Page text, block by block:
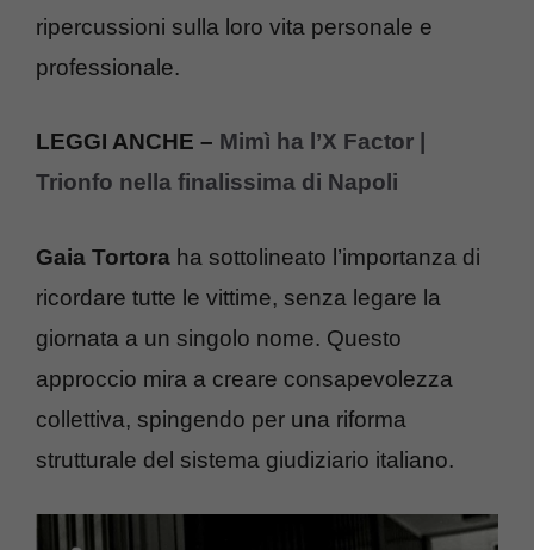
ripercussioni sulla loro vita personale e
professionale.
LEGGI ANCHE – Mimì ha l’X Factor |
Trionfo nella finalissima di Napoli
Gaia Tortora ha sottolineato l’importanza di
ricordare tutte le vittime, senza legare la
giornata a un singolo nome. Questo
approccio mira a creare consapevolezza
collettiva, spingendo per una riforma
strutturale del sistema giudiziario italiano.